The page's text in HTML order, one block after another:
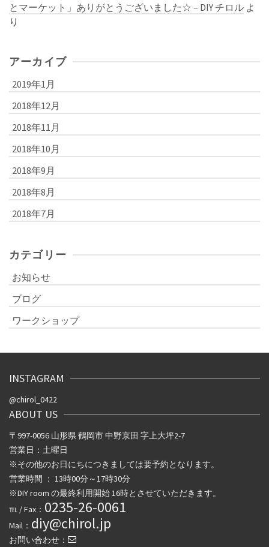
とマーケット」ありがとうございました☆ – DIY チロル よ
り
アーカイブ
2019年1月
2018年12月
2018年11月
2018年10月
2018年9月
2018年8月
2018年7月
カテゴリー
お知らせ
ブログ
ワークショップ
INSTAGRAM
@chirol_0422
ABOUT US
〒997-0056 山形県 鶴岡市 中野京田 字上大坪2-7
営業日：土曜日
※その他のお日にちにつきましては要予約となります。
営業時間 ： 13時00分～17時30分
※DIY room の最終利用開始 16時とさせていただきます。
℡ / Fax： 0235-26-0061
Mail： diy@chirol.jp
お問い合わせ：